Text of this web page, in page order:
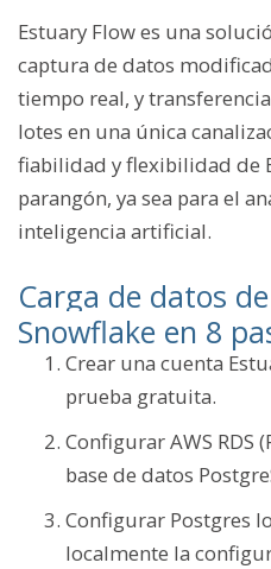
Estuary Flow es una
captura de datos
tiempo real, y
lotes en una única
fiabilidad y flexibilidad de
parangón, ya sea para el
inteligencia artificial.
Carga de datos
Snowflake en 8
Crear una cuenta
prueba gratuita.
Configurar AWS RDS
base de datos
Configurar Postgres
localmente la